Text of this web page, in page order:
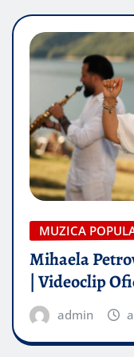
MUZICA
Mihaela
| Videoclip
admin